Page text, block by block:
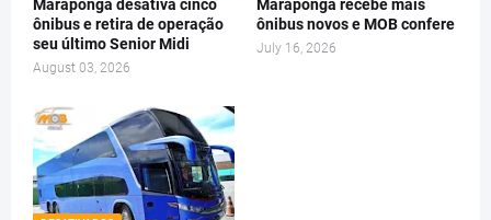
Maraponga desativa cinco
ônibus e retira de operação
seu último Senior Midi
August 03, 2026
Maraponga recebe mais
ônibus novos e MOB confere
July 16, 2026